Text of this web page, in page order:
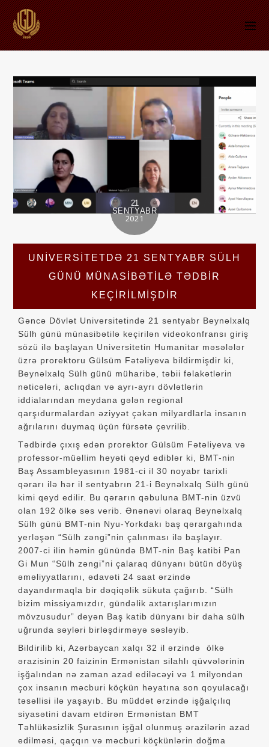
21
SENTYABR
2021
UNİVERSİTETDƏ 21 SENTYABR SÜLH
GÜNÜ MÜNASİBƏTİLƏ TƏDBİR
KEÇİRİLMİŞDİR
Gəncə Dövlət Universitetində 21 sentyabr Beynəlxalq
Sülh günü münasibətilə keçirilən videokonfransı giriş
sözü ilə başlayan Universitetin Humanitar məsələlər
üzrə prorektoru Gülsüm Fətəliyeva bildirmişdir ki,
Beynəlxalq Sülh günü müharibə, təbii fəlakətlərin
nəticələri, aclıqdan və ayrı-ayrı dövlətlərin
iddialarından meydana gələn regional
qarşıdurmalardan əziyyət çəkən milyardlarla insanın
ağrılarını duymaq üçün fürsətə çevrilib.
Tədbirdə çıxış edən prorektor Gülsüm Fətəliyeva və
professor-müəllim heyəti qeyd ediblər ki, BMT-nin
Baş Assambleyasının 1981-ci il 30 noyabr tarixli
qərarı ilə hər il sentyabrın 21-i Beynəlxalq Sülh günü
kimi qeyd edilir. Bu qərarın qəbuluna BMT-nin üzvü
olan 192 ölkə səs verib. Ənənəvi olaraq Beynəlxalq
Sülh günü BMT-nin Nyu-Yorkdakı baş qərargahında
yerləşən “Sülh zəngi”nin çalınması ilə başlayır.
2007-ci ilin həmin günündə BMT-nin Baş katibi Pan
Gi Mun “Sülh zəngi”ni çalaraq dünyanı bütün döyüş
əməliyyatlarını, ədavəti 24 saat ərzində
dayandırmaqla bir dəqiqəlik sükuta çağırıb. “Sülh
bizim missiyamızdır, gündəlik axtarışlarımızın
mövzusudur” deyən Baş katib dünyanı bir daha sülh
uğrunda səyləri birləşdirməyə səsləyib.
Bildirilib ki, Azərbaycan xalqı 32 il ərzində ölkə
ərazisinin 20 faizinin Ermənistan silahlı qüvvələrinin
işğalından nə zaman azad ediləcəyi və 1 milyondan
çox insanın məcburi köçkün həyatına son qoyulacağı
təsəllisi ilə yaşayıb. Bu müddət ərzində işğalçılıq
siyasətini davam etdirən Ermənistan BMT
Təhlükəsizlik Şurasının işğal olunmuş ərazilərin azad
edilməsi, qaçqın və məcburi köçkünlərin doğma